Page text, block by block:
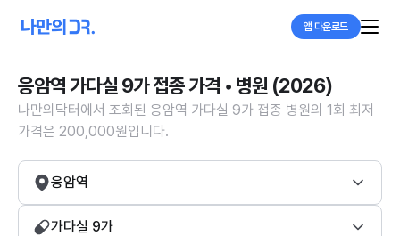
앱 다운로드
응암역 가다실 9가 접종 가격 • 병원 (2026)
나만의닥터에서 조회된 응암역 가다실 9가 접종 병원의 1회 최저
가격은 200,000원입니다.
응암역
가다실 9가